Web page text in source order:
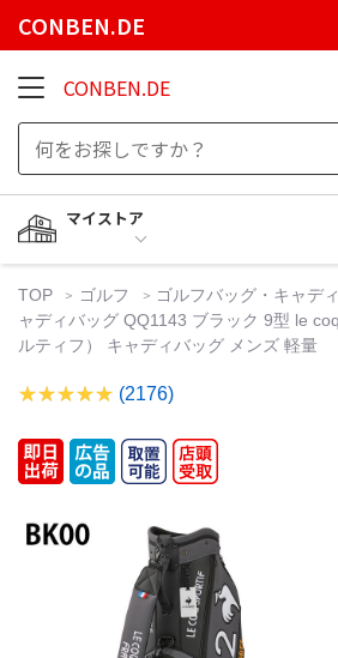
CONBEN.DE
CONBEN.DE
マイストア
TOP ゴルフ ゴルフバッグ・キャデ
ャディバッグ QQ1143 ブラック 9型 le
ルティフ） キャディバッグ メンズ 軽量
(2176)